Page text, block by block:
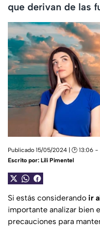
que derivan de las
Publicado 15/05/2024 | 🕑 13:06
Escrito por: Lili Pimentel
Si estás considerando ir
importante analizar bien
precauciones para